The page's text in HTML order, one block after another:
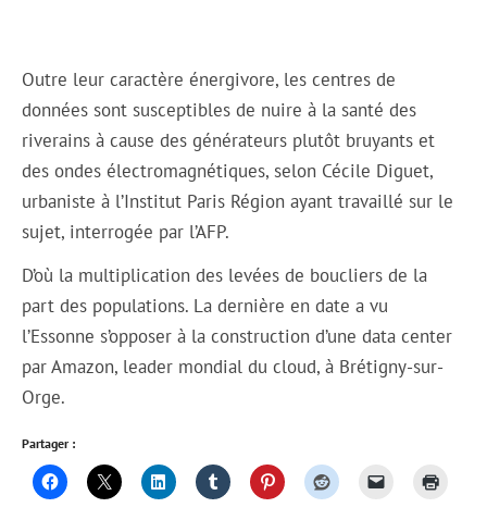
Outre leur caractère énergivore, les centres de
données sont susceptibles de nuire à la santé des
riverains à cause des générateurs plutôt bruyants et
des ondes électromagnétiques, selon Cécile Diguet,
urbaniste à l’Institut Paris Région ayant travaillé sur le
sujet, interrogée par l’AFP.
D’où la multiplication des levées de boucliers de la
part des populations. La dernière en date a vu
l’Essonne s’opposer à la construction d’une data center
par Amazon, leader mondial du cloud, à Brétigny-sur-
Orge.
Partager :